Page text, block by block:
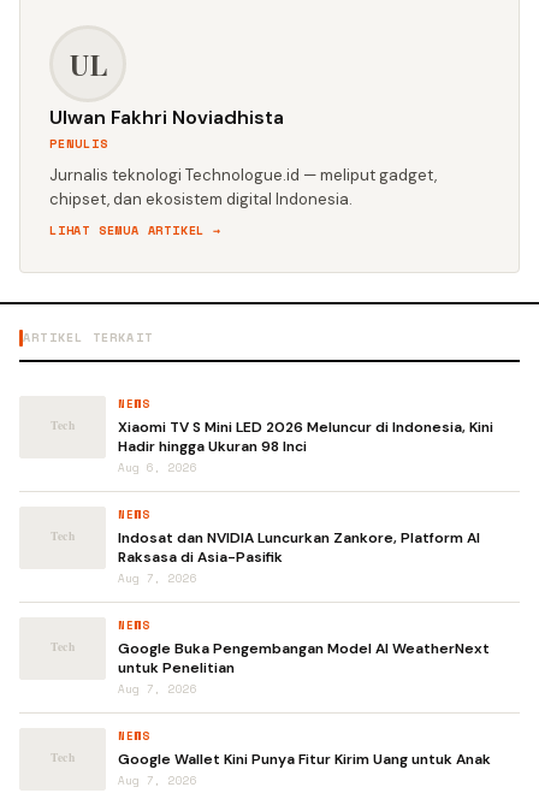
UL
Ulwan Fakhri Noviadhista
PENULIS
Jurnalis teknologi Technologue.id — meliput gadget,
chipset, dan ekosistem digital Indonesia.
LIHAT SEMUA ARTIKEL →
ARTIKEL TERKAIT
NEWS
Xiaomi TV S Mini LED 2026 Meluncur di Indonesia, Kini
Hadir hingga Ukuran 98 Inci
Aug 6, 2026
NEWS
Indosat dan NVIDIA Luncurkan Zankore, Platform AI
Raksasa di Asia-Pasifik
Aug 7, 2026
NEWS
Google Buka Pengembangan Model AI WeatherNext
untuk Penelitian
Aug 7, 2026
NEWS
Google Wallet Kini Punya Fitur Kirim Uang untuk Anak
Aug 7, 2026